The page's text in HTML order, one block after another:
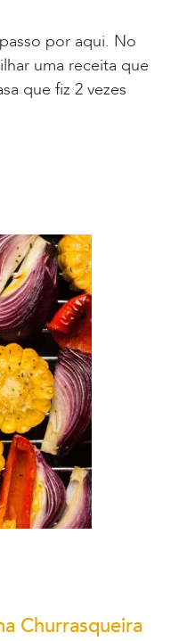
por aqui. No
uma receita que
que fiz 2 vezes
Churrasqueira